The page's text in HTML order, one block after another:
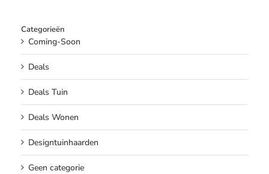
Categorieën
Coming-Soon
Deals
Deals Tuin
Deals Wonen
Designtuinhaarden
Geen categorie